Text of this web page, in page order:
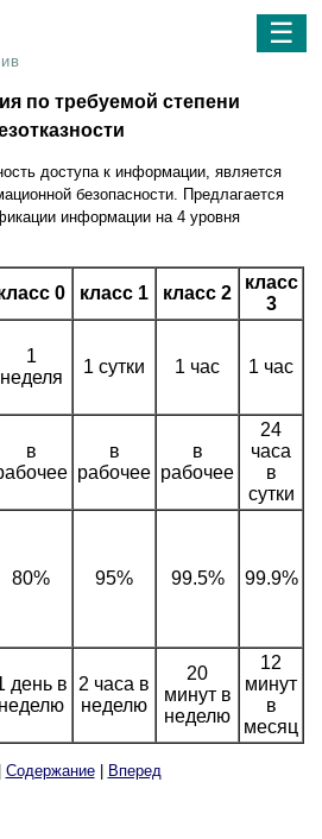
☰
по требуемой степени
доступа к информации, является
безопасности. Предлагается
информации на 4 уровня
0 класс 1 класс 2
класс
3
1
неделя
1 сутки 1 час 1 час
в
в
рабочее
в
рабочее
24
часа
в
сутки
80% 95% 99.5% 99.9%
день в
неделю
2 часа в
неделю
20
минут в
неделю
12
минут
в
месяц
Содержание| Вперед